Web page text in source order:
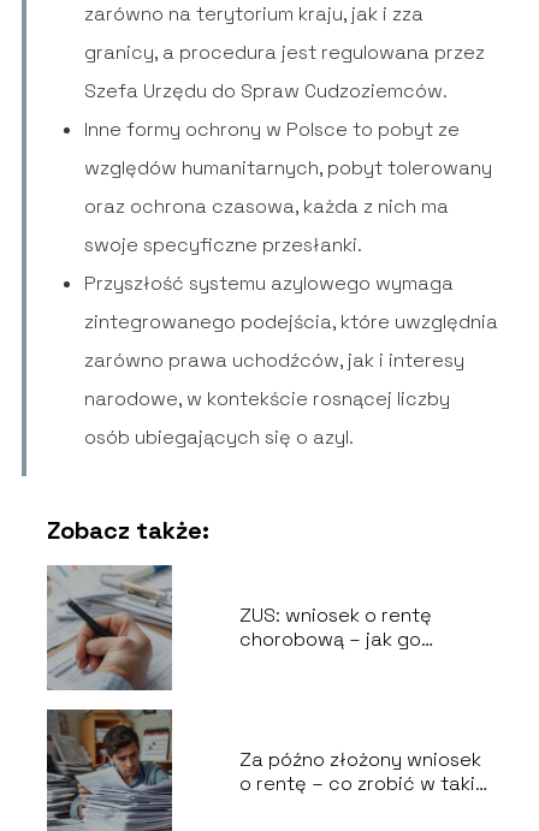
zarówno na terytorium kraju, jak i zza
granicy, a procedura jest regulowana przez
Szefa Urzędu do Spraw Cudzoziemców.
Inne formy ochrony w Polsce to pobyt ze
względów humanitarnych, pobyt tolerowany
oraz ochrona czasowa, każda z nich ma
swoje specyficzne przesłanki.
Przyszłość systemu azylowego wymaga
zintegrowanego podejścia, które uwzględnia
zarówno prawa uchodźców, jak i interesy
narodowe, w kontekście rosnącej liczby
osób ubiegających się o azyl.
Zobacz także:
ZUS: wniosek o rentę
chorobową – jak go
Za późno złożony wniosek
o rentę – co zrobić w takiej